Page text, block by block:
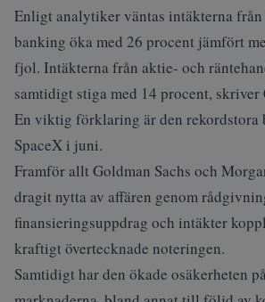
Enligt analytiker väntas intäkterna från
banking öka med 26 procent jämfört
fjol. Intäkterna från aktie- och
samtidigt stiga med 14 procent, skriver
En viktig förklaring är den rekordstora
SpaceX i juni.
Framför allt Goldman Sachs och
dragit nytta av affären genom
finansieringsuppdrag och intäkter
kraftigt övertecknade noteringen.
Samtidigt har den ökade osäkerheten